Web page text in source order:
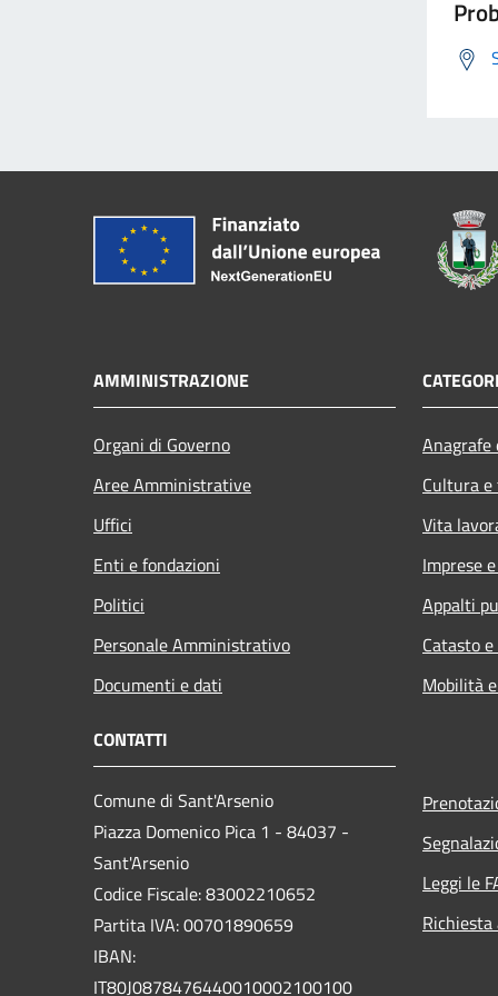
AMMINISTRAZIONE
Organi di Governo
Aree Amministrative
Uffici
Enti e fondazioni
Politici
Personale Amministrativo
Documenti e dati
Cultura
Vita
Imprese
Appalti
Catasto
Mobilità
CONTATTI
Comune di Sant'Arsenio
Piazza Domenico Pica 1 - 84037 -
Sant'Arsenio
Codice Fiscale: 83002210652
Partita IVA: 00701890659
IBAN:
IT80J0878476440010002100100
Leggi le